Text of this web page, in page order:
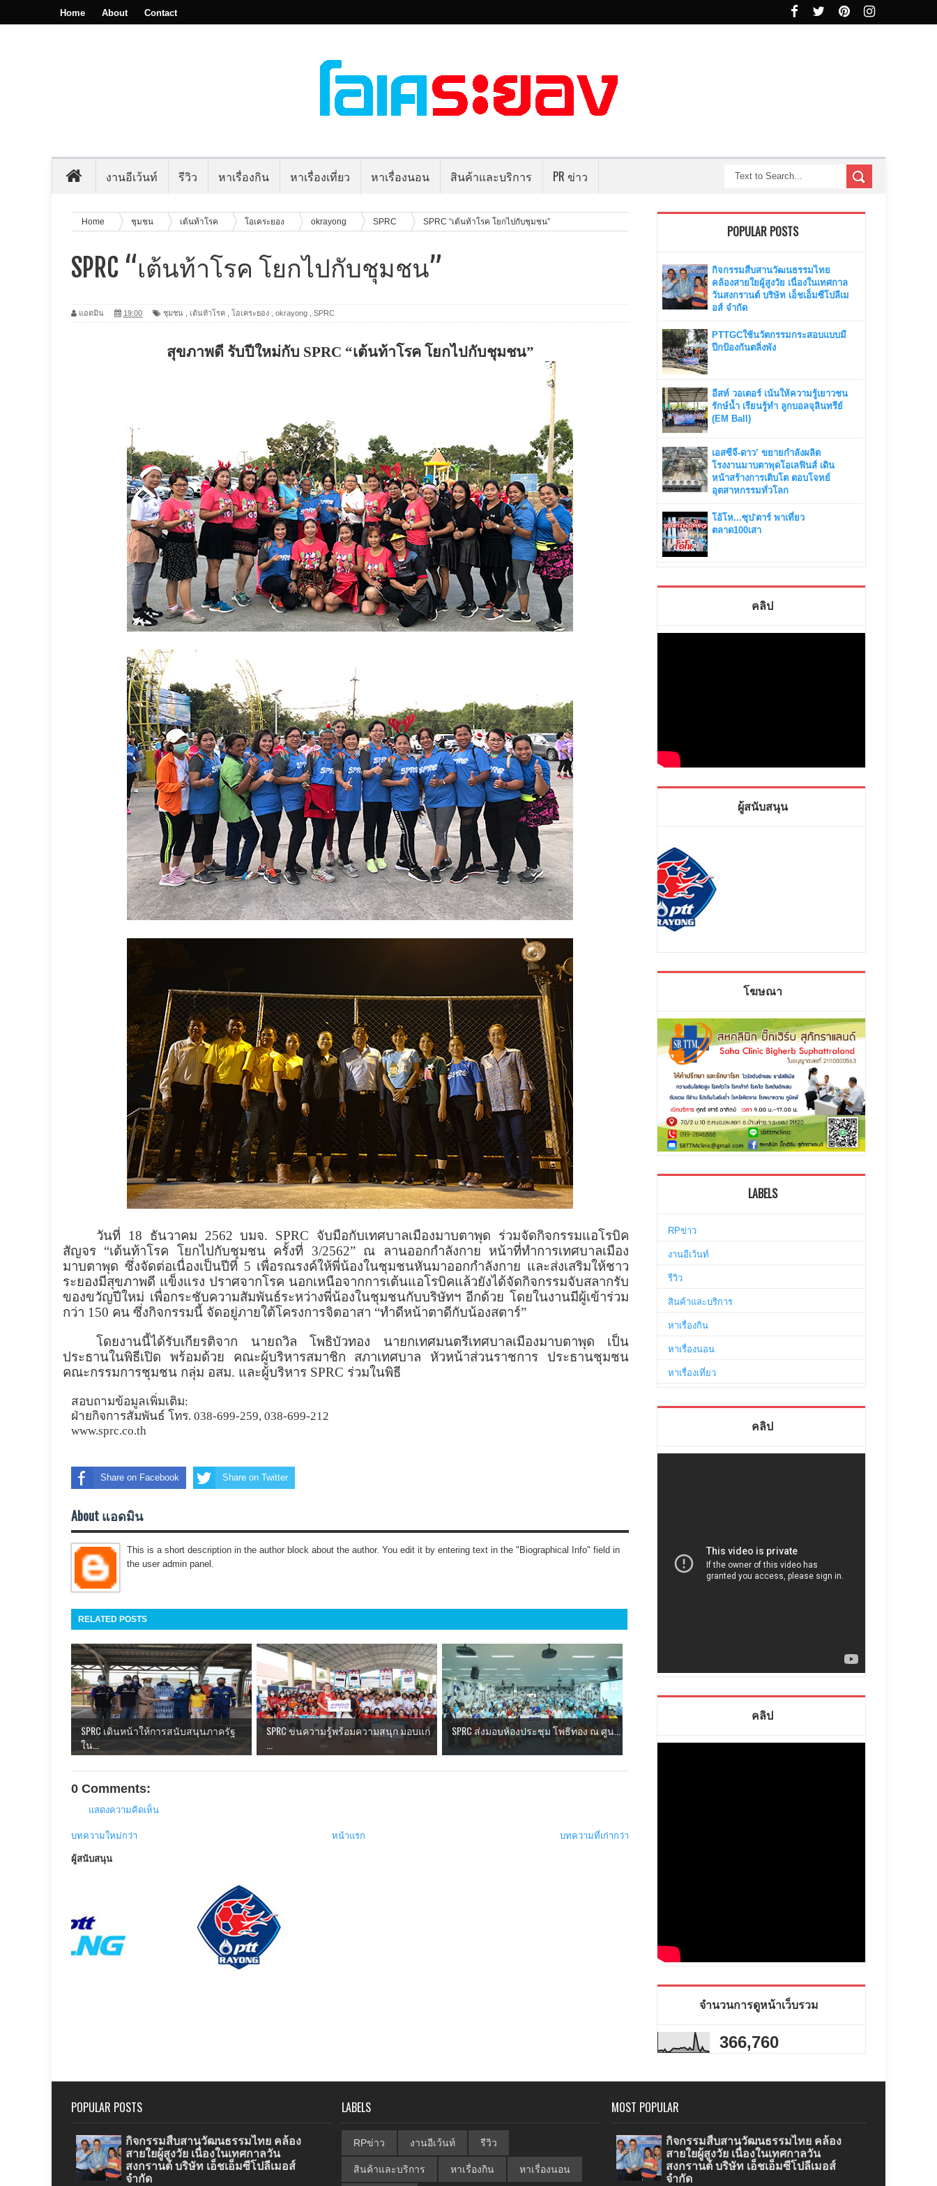
Home About Contact
งานอีเว้นท์ รีวิว หาเรื่องกิน หาเรื่องเที่ยว หาเรื่องนอน สินค้าและบริการ PR ข่าว
Home ชุมชน เต้นท้าโรค โอเคระยอง okrayong SPRC SPRC “เต้นท้าโรค โยกไปกับชุมชน”
SPRC “เต้นท้าโรค โยกไปกับชุมชน”
แอดมิน 19:00 ชุมชน เต้นท้าโรค โอเคระยอง okrayong SPRC
สุขภาพดี รับปีใหม่กับ SPRC “เต้นท้าโรค โยกไปกับชุมชน”
วันที่ 18 ธันวาคม 2562 บมจ. SPRC จับมือกับเทศบาลเมืองมาบตาพุด ร่วมจัดกิจกรรมแอโรบิค
สัญจร “เต้นท้าโรค โยกไปกับชุมชน ครั้งที่ 3/2562” ณ ลานออกกำลังกาย หน้าที่ทำการเทศบาลเมือง
มาบตาพุด ซึ่งจัดต่อเนื่องเป็นปีที่ 5 เพื่อรณรงค์ให้พี่น้องในชุมชนหันมาออกกำลังกาย และส่งเสริมให้ชาว
ระยองมีสุขภาพดี แข็งแรง ปราศจากโรค นอกเหนือจากการเต้นแอโรบิคแล้วยังได้จัดกิจกรรมจับสลากรับ
ของขวัญปีใหม่ เพื่อกระชับความสัมพันธ์ระหว่างพี่น้องในชุมชนกับบริษัทฯ อีกด้วย โดยในงานมีผู้เข้าร่วม
กว่า 150 คน ซึ่งกิจกรรมนี้ จัดอยู่ภายใต้โครงการจิตอาสา “ทำดีหน้าตาดีกับน้องสตาร์”
โดยงานนี้ได้รับเกียรติจาก นายถวิล โพธิบัวทอง นายกเทศมนตรีเทศบาลเมืองมาบตาพุด เป็น
ประธานในพิธีเปิด พร้อมด้วย คณะผู้บริหารสมาชิก สภาเทศบาล หัวหน้าส่วนราชการ ประธานชุมชน
คณะกรรมการชุมชน กลุ่ม อสม. และผู้บริหาร SPRC ร่วมในพิธี
สอบถามข้อมูลเพิ่มเติม:
ฝ่ายกิจการสัมพันธ์ โทร. 038-699-259, 038-699-212
www.sprc.co.th
Share on Facebook Share on Twitter
About แอดมิน
This is a short description in the author block about the author. You edit it by entering text in the "Biographical Info" field in
the user admin panel.
RELATED POSTS
SPRC เดินหน้าให้การสนับสนุนภาครัฐ
ใน...
SPRC ขนความรู้พร้อมความสนุก มอบแก่
SPRC ส่งมอบห้องประชุม โพธิทอง ณ ศูน...
0 Comments:
แสดงความคิดเห็น
บทความใหม่กว่า บทความที่เก่ากว่า
หน้าแรก
ผู้สนับสนุน
POPULAR POSTS
กิจกรรมสืบสานวัฒนธรรมไทย
คล้องสายใยผู้สูงวัย เนื่องในเทศกาล
วันสงกรานต์ บริษัท เอ็ชเอ็มซีโปลีเม
อส์ จำกัด
PTTGCใช้นวัตกรรมกระสอบแบบมี
ปีกป้องกันตลิ่งพัง
อีสท์ วอเตอร์ เน้นให้ความรู้เยาวชน
รักษ์น้ำ เรียนรู้ทำ ลูกบอลจุลินทรีย์
(EM Ball)
เอสซีจี-ดาว’ ขยายกำลังผลิต
โรงงานมาบตาพุดโอเลฟินส์ เดิน
หน้าสร้างการเติบโต ตอบโจทย์
อุตสาหกรรมทั่วโลก
โอ้โห...ซุป'ตาร์ พาเที่ยว
ตลาด100เสา
คลิป
ผู้สนับสนุน
โฆษณา
LABELS
RPข่าว
งานอีเว้นท์
รีวิว
สินค้าและบริการ
หาเรื่องกิน
หาเรื่องนอน
หาเรื่องเที่ยว
คลิป
คลิป
จำนวนการดูหน้าเว็บรวม
366,760
POPULAR POSTS
กิจกรรมสืบสานวัฒนธรรมไทย คล้อง
สายใยผู้สูงวัย เนื่องในเทศกาลวัน
สงกรานต์ บริษัท เอ็ชเอ็มซีโปลีเมอส์
จำกัด
LABELS
RPข่าว งานอีเว้นท์ รีวิว
สินค้าและบริการ หาเรื่องกิน หาเรื่องนอน
MOST POPULAR
กิจกรรมสืบสานวัฒนธรรมไทย คล้อง
สายใยผู้สูงวัย เนื่องในเทศกาลวัน
สงกรานต์ บริษัท เอ็ชเอ็มซีโปลีเมอส์
จำกัด